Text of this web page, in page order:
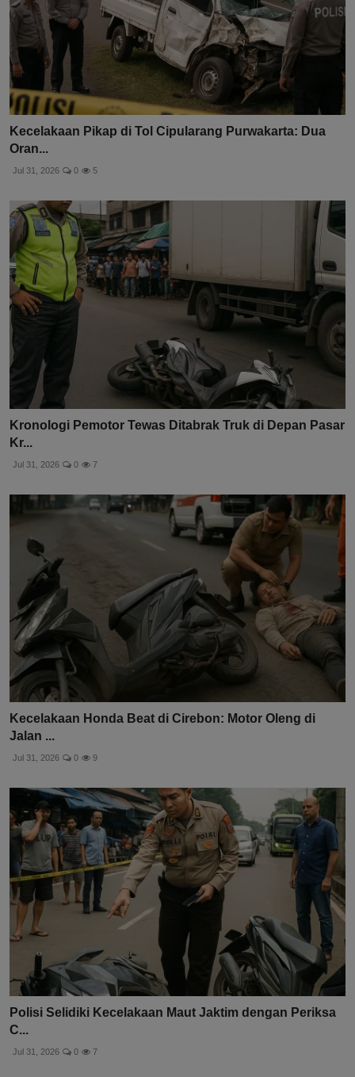
Kecelakaan Pikap di Tol Cipularang Purwakarta: Dua
Oran...
Jul 31, 2026 0 5
Kronologi Pemotor Tewas Ditabrak Truk di Depan Pasar
Kr...
Jul 31, 2026 0 7
Kecelakaan Honda Beat di Cirebon: Motor Oleng di
Jalan ...
Jul 31, 2026 0 9
Polisi Selidiki Kecelakaan Maut Jaktim dengan Periksa
C...
Jul 31, 2026 0 7